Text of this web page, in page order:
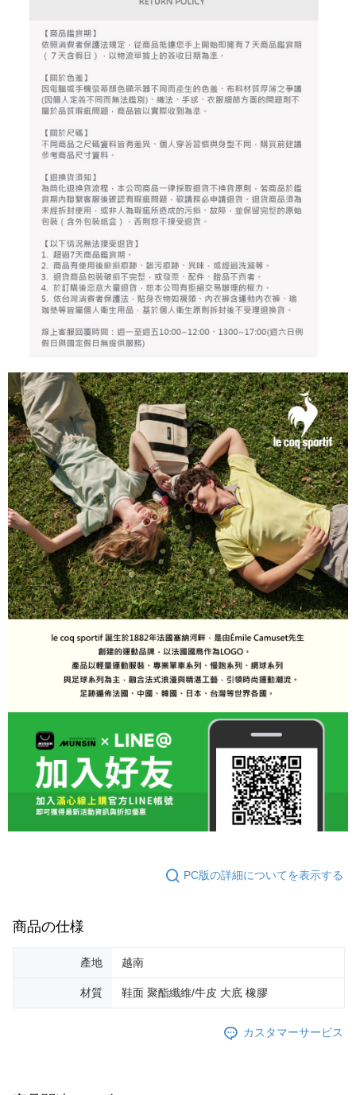
PC版の詳細についてを表示する
商品の仕様
產地 越南
材質 鞋面 聚酯纖維/牛皮 大底 橡膠
カスタマーサービス